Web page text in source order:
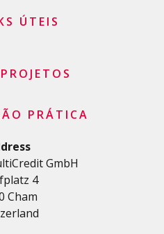
ÚTEIS
patrocínio
gerais
pessoal
habitação
e formações
médico
PRÁTICA
GmbH
4
Cham